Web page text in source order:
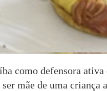
como defensora
mãe de uma criança